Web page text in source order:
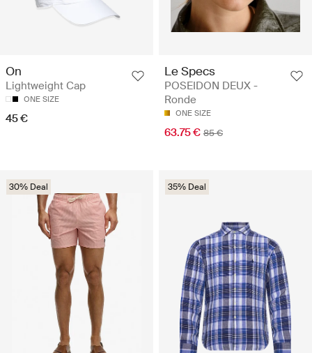
On
Lightweight Cap
ONE SIZE
45 €
Le Specs
POSEIDON DEUX -
Ronde
ONE SIZE
63.75 € 85 €
30% Deal 35% Deal